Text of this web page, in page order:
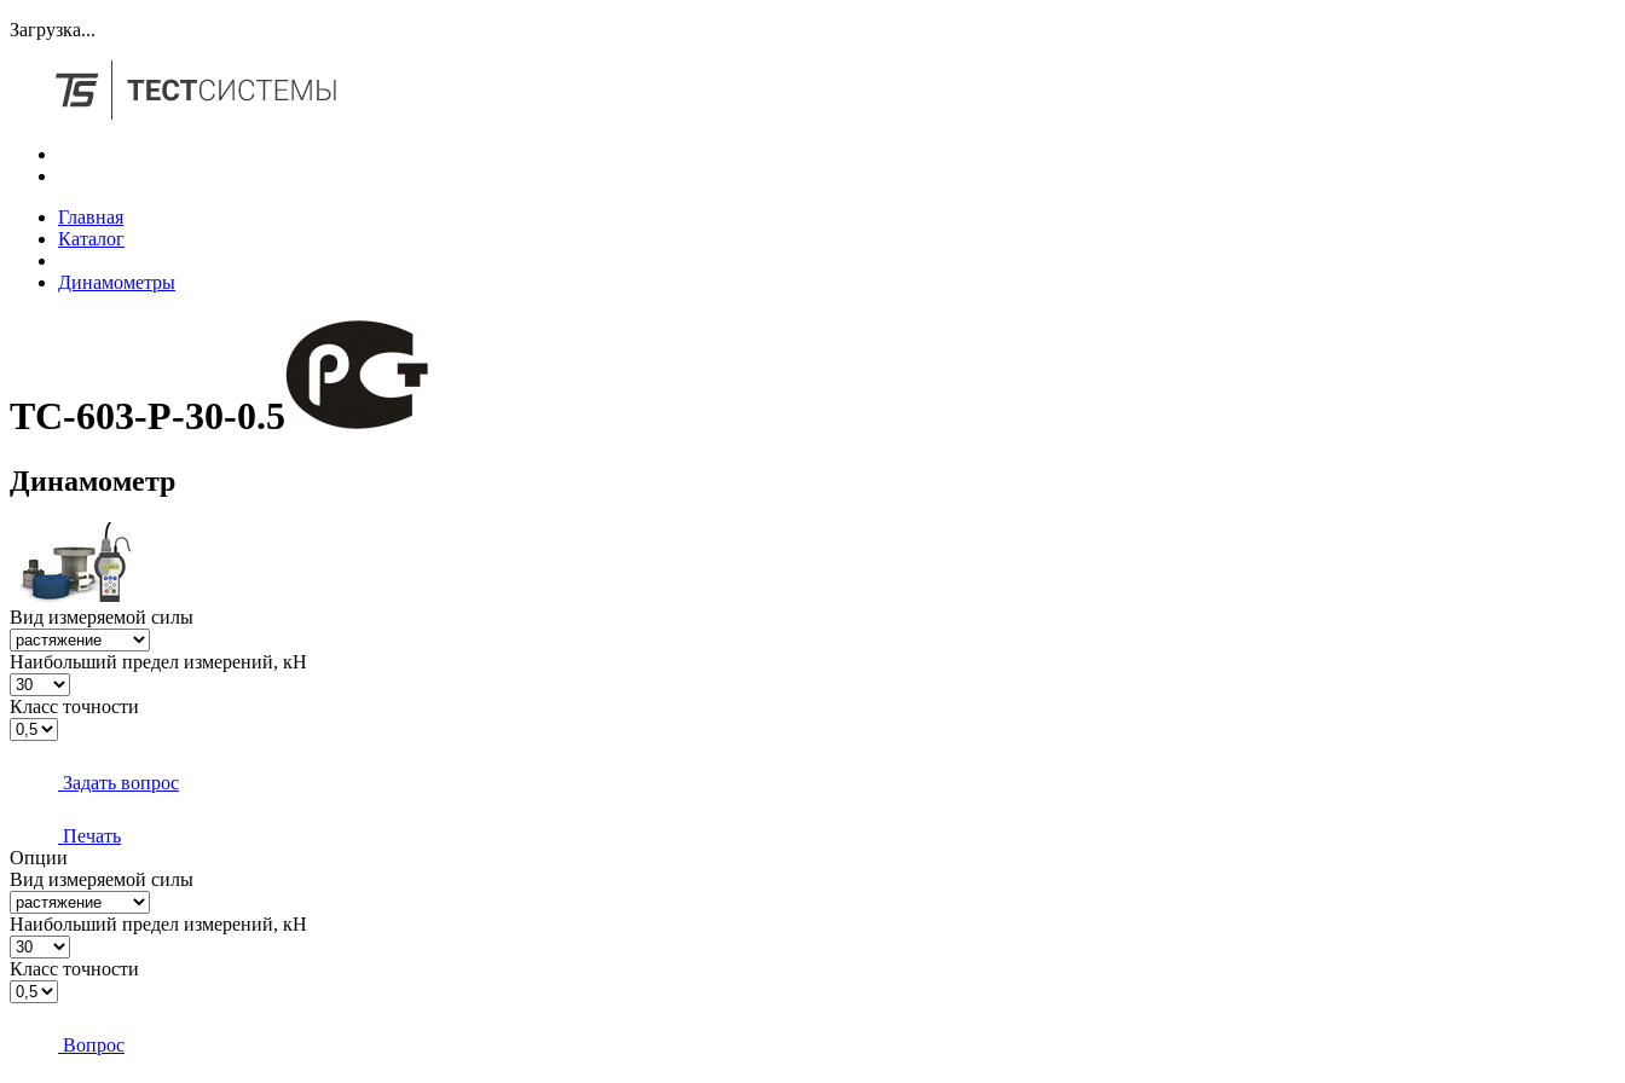
Загрузка...
Главная
Каталог
Динамометры
ТС-603-Р-30-0.5
Динамометр
Вид измеряемой силы
Наибольший предел измерений, кН
Класс точности
Задать вопрос
Печать
Опции
Вид измеряемой силы
Наибольший предел измерений, кН
Класс точности
Вопрос